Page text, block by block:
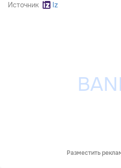
Источник Iz
Разместить